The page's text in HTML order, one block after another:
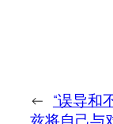
← “误导和
兹将自己与